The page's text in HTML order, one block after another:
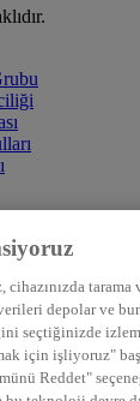
cihazınızda
depolar ve
seçtiğinizde
için işliyoruz"
Reddet"